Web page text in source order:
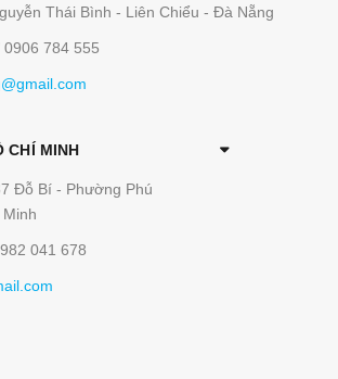
Thái Bình - Liên Chiểu - Đà Nẵng
784 555
CHÍ MINH
Đỗ Bí - Phường Phú
041 678